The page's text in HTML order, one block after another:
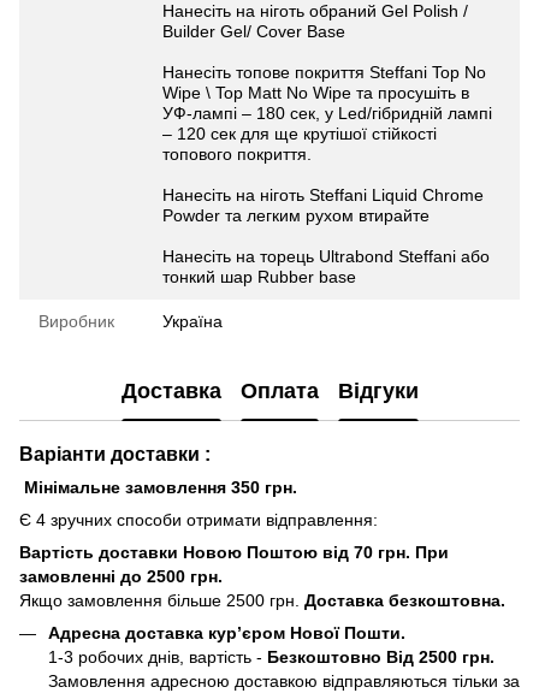
Нанесіть на ніготь обраний Gel Polish /
Builder Gel/ Cover Base
Нанесіть топове покриття Steffani Top No
Wipe \ Top Matt No Wipe та просушіть в
УФ-лампі – 180 сек, у Led/гібридній лампі
– 120 сек для ще крутішої стійкості
топового покриття.
Нанесіть на ніготь Steffani Liquid Chrome
Powder та легким рухом втирайте
Нанесіть на торець Ultrabond Steffani aбо
тонкий шар Rubber base
Виробник Україна
Доставка Оплата Відгуки
Варіанти доставки :
Мінімальне замовлення 350 грн.
Є 4 зручних способи отримати відправлення:
Вартість доставки Новою Поштою від 70 грн. При
замовленні до 2500 грн.
Якщо замовлення більше 2500 грн. Доставка безкоштовна.
Адресна доставка кур’єром Нової Пошти.
1-3 робочих днів, вартість - Безкоштовно Від 2500 грн.
Замовлення адресною доставкою відправляються тільки за